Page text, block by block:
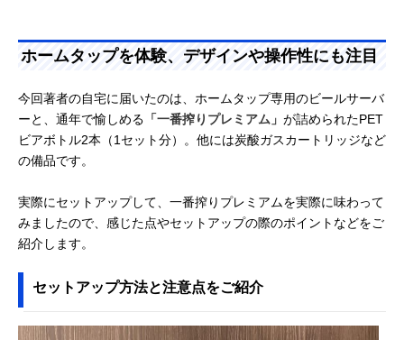
ホームタップを体験、デザインや操作性にも注目
今回著者の自宅に届いたのは、ホームタップ専用のビールサーバ
ーと、通年で愉しめる 「一番搾りプレミアム」 が詰められたPET
ビアボトル2本（1セット分）。他には炭酸ガスカートリッジなど
の備品です。
実際にセットアップして、一番搾りプレミアムを実際に味わって
みましたので、感じた点やセットアップの際のポイントなどをご
紹介します。
セットアップ方法と注意点をご紹介